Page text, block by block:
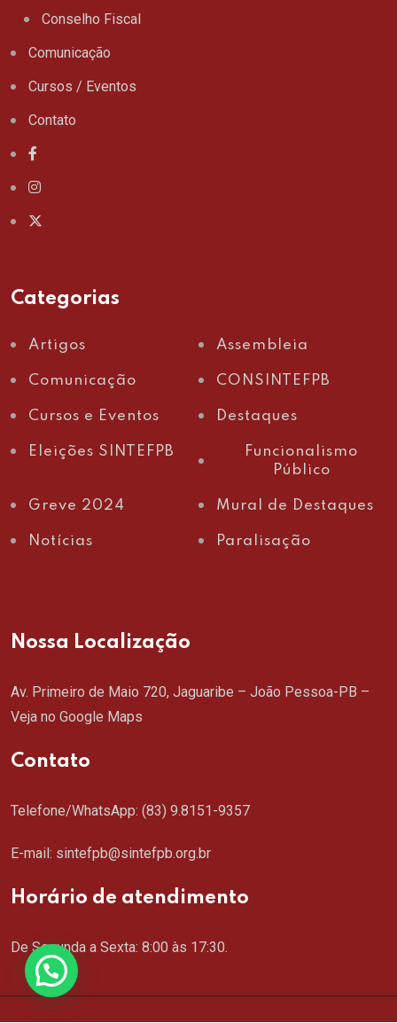
Conselho Fiscal
Comunicação
Cursos / Eventos
Contato
Categorias
Artigos Assembleia
Comunicação CONSINTEFPB
Cursos e Eventos Destaques
Eleições SINTEFPB
Funcionalismo
Público
Greve 2024 Mural de Destaques
Notícias Paralisação
Nossa Localização
Av. Primeiro de Maio 720, Jaguaribe – João Pessoa-PB –
Veja no Google Maps
Contato
Telefone/WhatsApp: (83) 9.8151-9357
E-mail: sintefpb@sintefpb.org.br
Horário de atendimento
De Segunda a Sexta: 8:00 às 17:30.